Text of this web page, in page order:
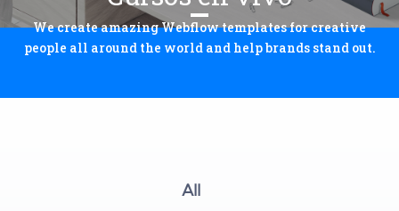
We create amazing Webflow templates for creative
people all around the world and help brands stand out.
All